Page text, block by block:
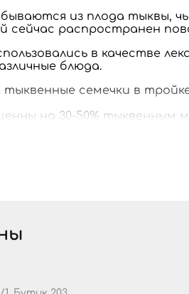
из плода тыквы,
сейчас распространен
в качестве
блюда.
семечки в
на 30-50%
г